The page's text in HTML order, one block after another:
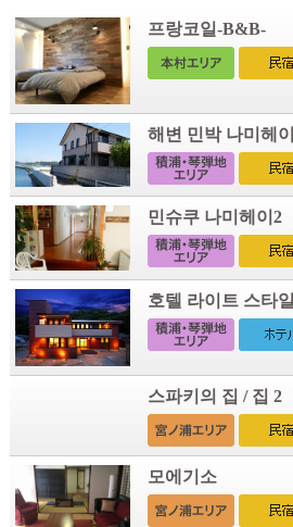
프랑코일-B&B-
해변 민박 나미헤이
민슈쿠 나미헤이2
호텔 라이트 스타일
스파키의 집 / 집 2
모에기소